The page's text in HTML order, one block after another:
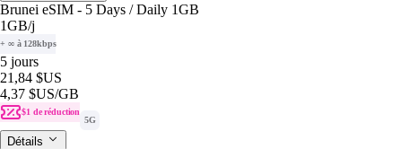
Brunei eSIM - 5 Days / Daily 1GB
1GB/j
+ ∞ à 128kbps
5 jours
21,84 $US
4,37 $US/GB
$1 de réduction
5G
Détails